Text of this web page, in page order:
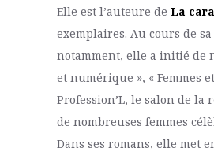
Elle est l’auteure de La
exemplaires. Au cours de
notamment, elle a initié de
et numérique », « Femmes
Profession’L, le salon de
de nombreuses femmes
Dans ses romans, elle met